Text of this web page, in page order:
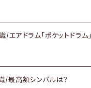
アドラム「ポケットドラム」
/最高額シンバルは？